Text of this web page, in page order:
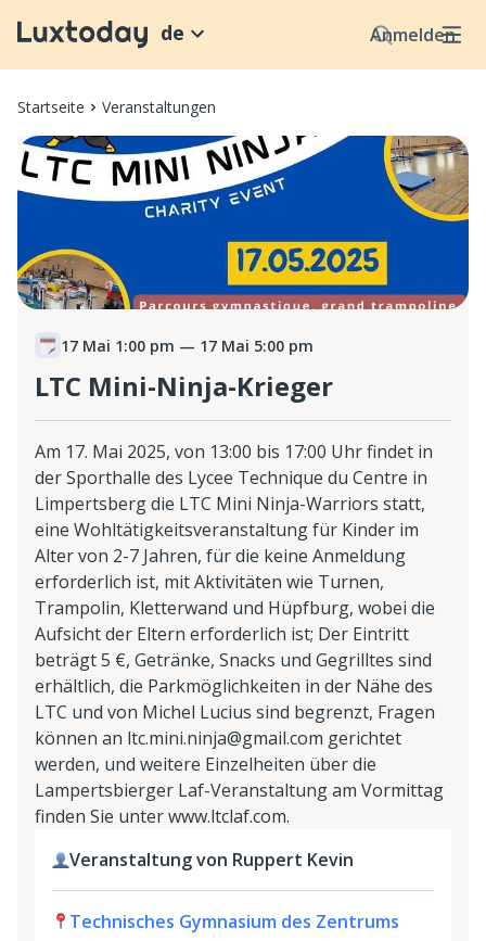
Anmelden
de
Startseite Veranstaltungen
17 Mai 1:00 pm — 17 Mai 5:00 pm
LTC Mini-Ninja-Krieger
Am 17. Mai 2025, von 13:00 bis 17:00 Uhr findet in
der Sporthalle des Lycee Technique du Centre in
Limpertsberg die LTC Mini Ninja-Warriors statt,
eine Wohltätigkeitsveranstaltung für Kinder im
Alter von 2-7 Jahren, für die keine Anmeldung
erforderlich ist, mit Aktivitäten wie Turnen,
Trampolin, Kletterwand und Hüpfburg, wobei die
Aufsicht der Eltern erforderlich ist; Der Eintritt
beträgt 5 €, Getränke, Snacks und Gegrilltes sind
erhältlich, die Parkmöglichkeiten in der Nähe des
LTC und von Michel Lucius sind begrenzt, Fragen
können an ltc.mini.ninja@gmail.com gerichtet
werden, und weitere Einzelheiten über die
Lampertsbierger Laf-Veranstaltung am Vormittag
finden Sie unter www.ltclaf.com.
Veranstaltung von Ruppert Kevin
Technisches Gymnasium des Zentrums